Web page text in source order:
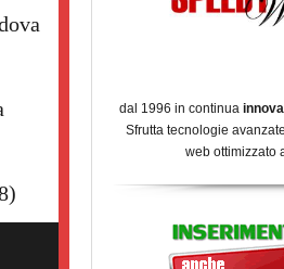
dal 1996 in continua
Sfrutta tecnologie
web ottimizzato